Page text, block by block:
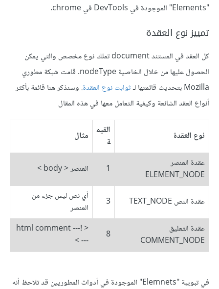
"Elements" الموجودة في DevTools في chrome.
تمييز نوع العقدة
كل العقد في المستند document تملك نوع مخصص والتي يمكن
الحصول عليها من خلال الخاصية nodeType. قامت شبكة مطوري
Mozilla بتحديث قائمتها لـ
ثوابت نوع العقدة. وسنذكر هنا قائمة بأكثر
أنواع العقد الشائعة وكيفية التعامل معها في هذه المقال
نوع العقدة
القيم
ة
مثال
عقدة العنصر
ELEMENT_NODE
1 العنصر < body >
عقدة النص TEXT_NODE 3
أي نص ليس جزء من
العنصر
عقدة التعليق
COMMENT_NODE
8
< !--- html comment
--- >
في تبويبة "Elemnets" الموجودة في أدوات المطوريين قد تلاحظ أنه